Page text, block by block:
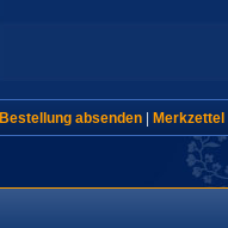
Bestellung absenden| Merkzettel